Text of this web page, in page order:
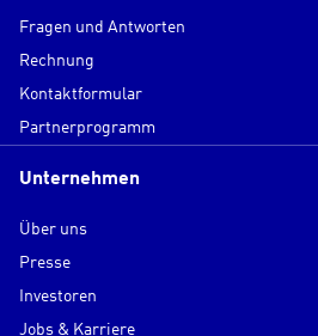
Fragen und Antworten
Rechnung
Kontaktformular
Partnerprogramm
Unternehmen
Über uns
Presse
Investoren
Jobs & Karriere